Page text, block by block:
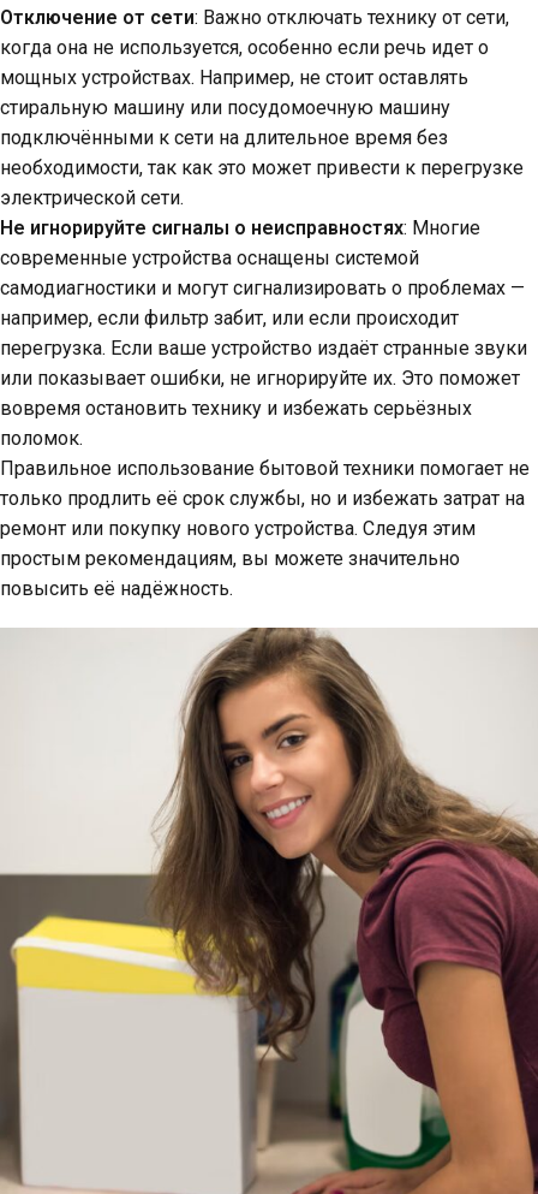
Отключение от сети: Важно отключать технику от сети,
когда она не используется, особенно если речь идет о
мощных устройствах. Например, не стоит оставлять
стиральную машину или посудомоечную машину
подключёнными к сети на длительное время без
необходимости, так как это может привести к перегрузке
электрической сети.
Не игнорируйте сигналы о неисправностях: Многие
современные устройства оснащены системой
самодиагностики и могут сигнализировать о проблемах —
например, если фильтр забит, или если происходит
перегрузка. Если ваше устройство издаёт странные звуки
или показывает ошибки, не игнорируйте их. Это поможет
вовремя остановить технику и избежать серьёзных
поломок.
Правильное использование бытовой техники помогает не
только продлить её срок службы, но и избежать затрат на
ремонт или покупку нового устройства. Следуя этим
простым рекомендациям, вы можете значительно
повысить её надёжность.